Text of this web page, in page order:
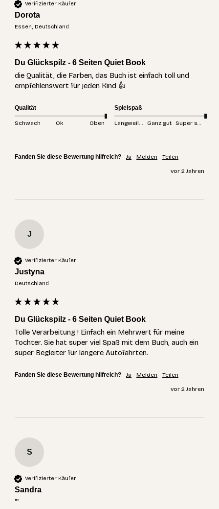
Verifizierter Käufer
Dorota
Essen, Deutschland
Du Glückspilz - 6 Seiten Quiet Book
die Qualität, die Farben, das Buch ist einfach toll und
empfehlenswert für jeden Kind 👍
Qualität
Schwach Ok Oben
Spielspaß
Langweilig Ganz gut Super spannend
Fanden Sie diese Bewertung hilfreich? Ja Melden Teilen
vor 2 Jahren
J
Verifizierter Käufer
Justyna
Deutschland
Du Glückspilz - 6 Seiten Quiet Book
Tolle Verarbeitung ! Einfach ein Mehrwert für meine
Tochter. Sie hat super viel Spaß mit dem Buch, auch ein
super Begleiter für längere Autofahrten.
Fanden Sie diese Bewertung hilfreich? Ja Melden Teilen
vor 2 Jahren
S
Verifizierter Käufer
Sandra
""